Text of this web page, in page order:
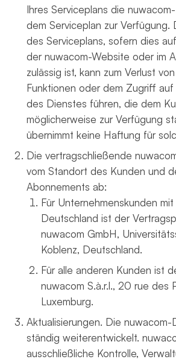
Ihres Serviceplans die
dem Serviceplan zur Verfügung.
des Serviceplans, sofern dies
der nuwacom-Website oder im
zulässig ist, kann zum Verlust
Funktionen oder dem Zugriff
des Dienstes führen, die dem
möglicherweise zur Verfügung
übernimmt keine Haftung für
Die vertragschließende
vom Standort des Kunden und
Abonnements ab:
Für Unternehmenskunden mit
Deutschland ist der
nuwacom GmbH,
Koblenz, Deutschland.
Für alle anderen Kunden ist
nuwacom S.à.r.l., 20 rue des
Luxemburg.
Aktualisierungen. Die
ständig weiterentwickelt.
ausschließliche Kontrolle,